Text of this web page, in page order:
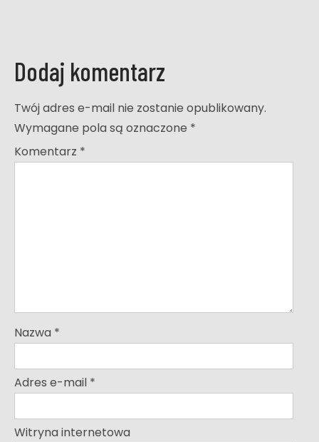
Dodaj komentarz
Twój adres e-mail nie zostanie opublikowany.
Wymagane pola są oznaczone *
Komentarz *
Nazwa *
Adres e-mail *
Witryna internetowa